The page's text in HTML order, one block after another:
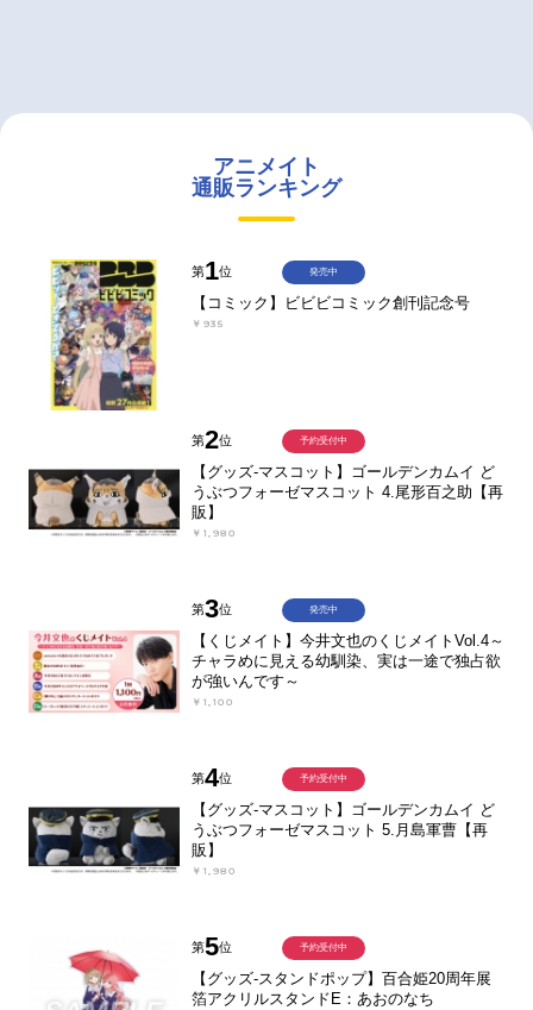
アニメイト
通販ランキング
第1位
【コミック】ビビビコミック創刊記念号
￥935
発売中
第2位
【グッズ-マスコット】ゴールデンカムイ ど
うぶつフォーゼマスコット 4.尾形百之助【再
販】
￥1,980
予約受付中
第3位
【くじメイト】今井文也のくじメイトVol.4～
チャラめに見える幼馴染、実は一途で独占欲
が強いんです～
￥1,100
発売中
第4位
【グッズ-マスコット】ゴールデンカムイ ど
うぶつフォーゼマスコット 5.月島軍曹【再
販】
￥1,980
予約受付中
第5位
【グッズ-スタンドポップ】百合姫20周年展
箔アクリルスタンドE：あおのなち
予約受付中